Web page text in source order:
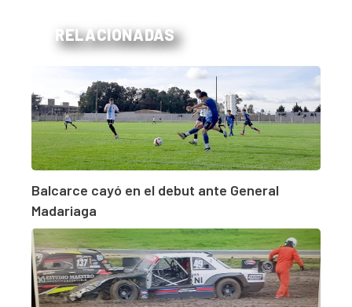
RELACIONADAS
Balcarce cayó en el debut ante General
Madariaga